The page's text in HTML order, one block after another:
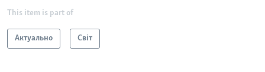
This item is part of
Актуально Світ